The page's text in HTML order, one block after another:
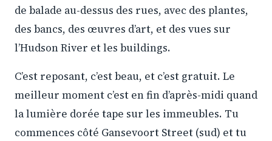
de balade au-dessus des rues, avec des plantes,
des bancs, des œuvres d’art, et des vues sur
l’Hudson River et les buildings.
C’est reposant, c’est beau, et c’est gratuit. Le
meilleur moment c’est en fin d’après-midi quand
la lumière dorée tape sur les immeubles. Tu
commences côté Gansevoort Street (sud) et tu